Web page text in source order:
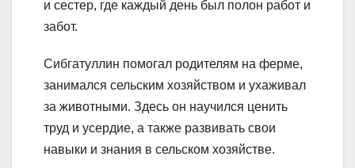
и сестер, где каждый день был полон работ и
забот.
Сибгатуллин помогал родителям на ферме,
занимался сельским хозяйством и ухаживал
за животными. Здесь он научился ценить
труд и усердие, а также развивать свои
навыки и знания в сельском хозяйстве.